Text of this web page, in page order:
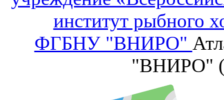
институт рыбного
ФГБНУ "ВНИРО"
"ВНИРО"